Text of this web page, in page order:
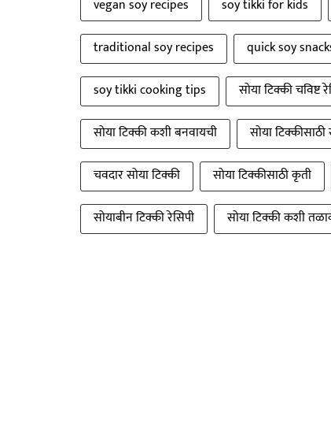
vegan soy recipes
soy tikki for kids
traditional soy recipes
quick soy
soy tikki cooking tips
सोया टिक्की चविष्ट
सोया टिक्की कशी बनवायची
सोया टिक्कीसाठी
चवदार सोया टिक्की
सोया टिक्कीसाठी कृती
सोयाबीन टिक्की रेसिपी
सोया टिक्की कशी